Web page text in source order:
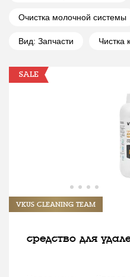
Очистка молочной системы
Вид: Запчасти Чистка
средство для
VKUS CLEANING TEAM
SALE